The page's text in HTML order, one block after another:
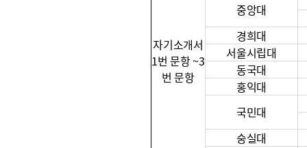
자기소개서
1번 문항 ~3
번 문항
중앙대
경희대
서울시립대
동국대
홍익대
국민대
숭실대